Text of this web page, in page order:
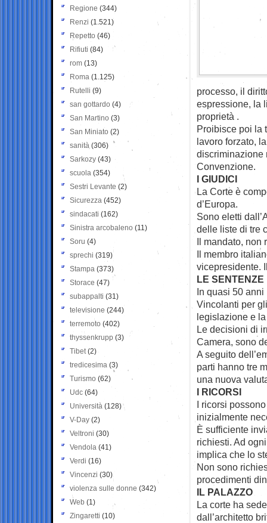
processo, il
espressione, la
proprietà .
Proibisce poi la
lavoro forzato,
discriminazione
Convenzione.
I GIUDICI
La Corte è
d’Europa.
Sono eletti
delle liste di tre
Il mandato, non
Il membro
vicepresidente.
LE SENTENZE
In quasi 50
Vincolanti per
legislazione e
Le decisioni di
Camera, sono
A seguito
parti hanno tre
una nuova
I RICORSI
I ricorsi
inizialmente
È sufficiente
richiesti. Ad
implica che lo
Non sono
procedimenti
IL PALAZZO
La corte ha
dall’architetto
Regione (344)
Renzi (1.521)
Repetto (46)
Rifiuti (84)
rom (13)
Roma (1.125)
Rutelli (9)
san gottardo (4)
San Martino (3)
San Miniato (2)
sanità (306)
Sarkozy (43)
scuola (354)
Sestri Levante (2)
Sicurezza (452)
sindacati (162)
Sinistra arcobaleno (11)
Soru (4)
sprechi (319)
Stampa (373)
Storace (47)
subappalti (31)
televisione(244)
terremoto (402)
thyssenkrupp (3)
Tibet(2)
tredicesima (3)
Turismo (62)
Udc (64)
Università (128)
V-Day (2)
Veltroni (30)
Vendola (41)
Verdi (16)
Vincenzi (30)
violenza sulle donne (342)
Web (1)
Zingaretti (10)